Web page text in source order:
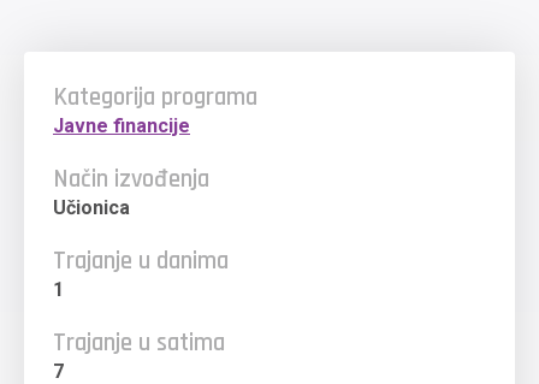
Kategorija programa
Javne financije
Način izvođenja
Učionica
Trajanje u danima
1
Trajanje u satima
7